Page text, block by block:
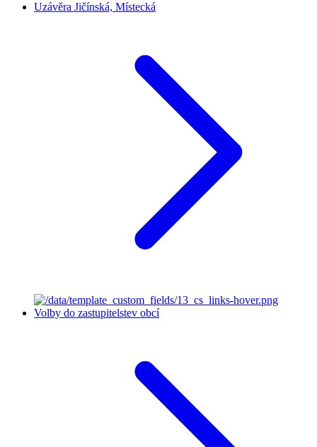
Uzávěra Jičínská, Místecká
Volby do zastupitelstev obcí